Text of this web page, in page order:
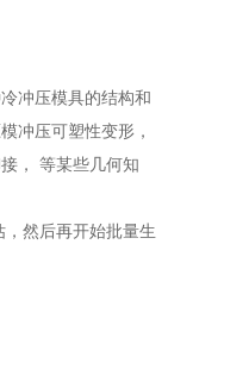
冲压模具的结构和
冲压可塑性变形，
， 等某些几何知
然后再开始批量生